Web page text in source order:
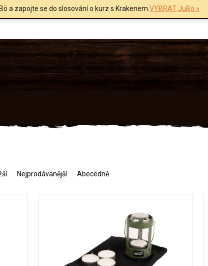
a zapojte se do slosování o kurz s Krakenem.VYBRAT JuBö »
Nejprodávanější Abecedně